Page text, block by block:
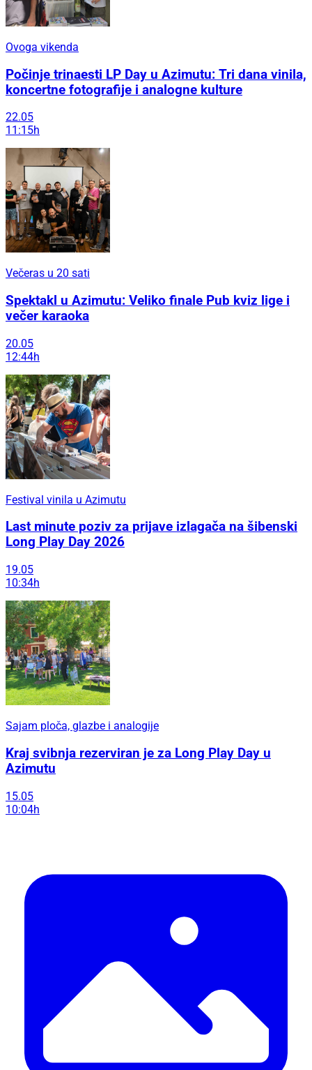
Ovoga vikenda
Počinje trinaesti LP Day u Azimutu: Tri dana vinila,
koncertne fotografije i analogne kulture
22.05
11:15h
Večeras u 20 sati
Spektakl u Azimutu: Veliko finale Pub kviz lige i
večer karaoka
20.05
12:44h
Festival vinila u Azimutu
Last minute poziv za prijave izlagača na šibenski
Long Play Day 2026
19.05
10:34h
Sajam ploča, glazbe i analogije
Kraj svibnja rezerviran je za Long Play Day u
Azimutu
15.05
10:04h